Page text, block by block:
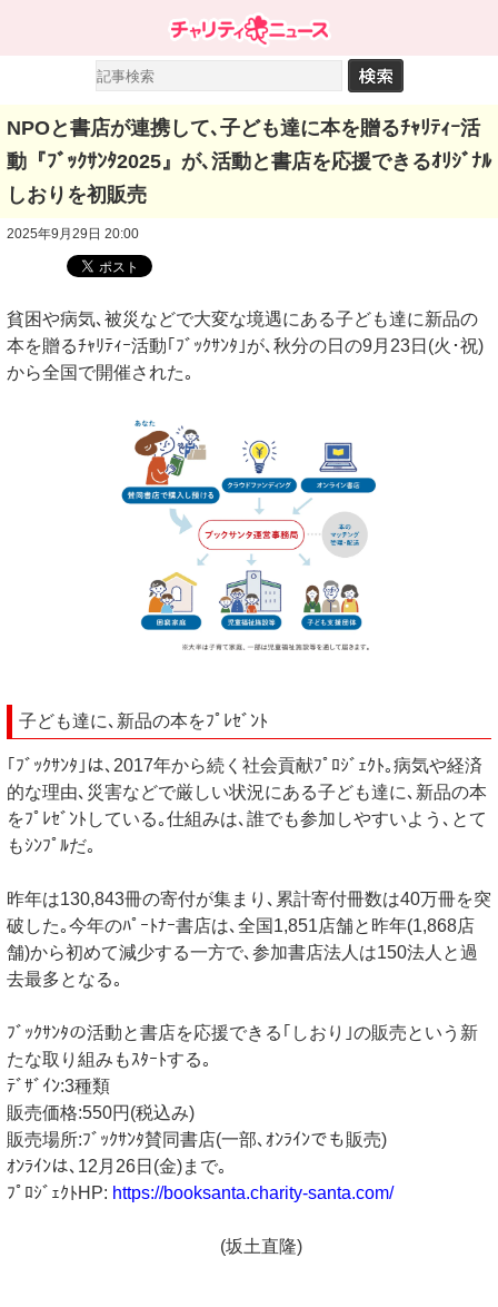
NPOと書店が連携して､子ども達に本を贈るﾁｬﾘﾃｨｰ活
動『ﾌﾞｯｸｻﾝﾀ2025』が､活動と書店を応援できるｵﾘｼﾞﾅﾙ
しおりを初販売
2025年9月29日 20:00
貧困や病気､被災などで大変な境遇にある子ども達に新品の
本を贈るﾁｬﾘﾃｨｰ活動｢ﾌﾞｯｸｻﾝﾀ｣が､秋分の日の9月23日(火･祝)
から全国で開催された｡
子ども達に､新品の本をﾌﾟﾚｾﾞﾝﾄ
｢ﾌﾞｯｸｻﾝﾀ｣は､2017年から続く社会貢献ﾌﾟﾛｼﾞｪｸﾄ｡病気や経済
的な理由､災害などで厳しい状況にある子ども達に､新品の本
をﾌﾟﾚｾﾞﾝﾄしている｡仕組みは､誰でも参加しやすいよう､とて
もｼﾝﾌﾟﾙだ｡
昨年は130,843冊の寄付が集まり､累計寄付冊数は40万冊を突
破した｡今年のﾊﾟｰﾄﾅｰ書店は､全国1,851店舗と昨年(1,868店
舗)から初めて減少する一方で､参加書店法人は150法人と過
去最多となる｡
ﾌﾞｯｸｻﾝﾀの活動と書店を応援できる｢しおり｣の販売という新
たな取り組みもｽﾀｰﾄする｡
ﾃﾞｻﾞｲﾝ:3種類
販売価格:550円(税込み)
販売場所:ﾌﾞｯｸｻﾝﾀ賛同書店(一部､ｵﾝﾗｲﾝでも販売)
ｵﾝﾗｲﾝは､12月26日(金)まで｡
ﾌﾟﾛｼﾞｪｸﾄHP: https://booksanta.charity-santa.com/
(坂土直隆)